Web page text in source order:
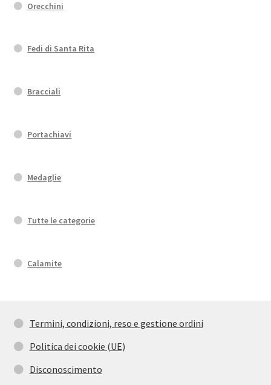
Orecchini
Fedi di Santa Rita
Bracciali
Portachiavi
Medaglie
Tutte le categorie
Calamite
Termini, condizioni, reso e gestione ordini
Politica dei cookie (UE)
Disconoscimento